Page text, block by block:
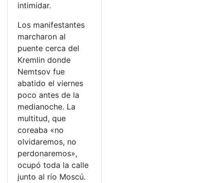
intimidar.
Los manifestantes
marcharon al
puente cerca del
Kremlin donde
Nemtsov fue
abatido el viernes
poco antes de la
medianoche. La
multitud, que
coreaba «no
olvidaremos, no
perdonaremos»,
ocupó toda la calle
junto al río Moscú.